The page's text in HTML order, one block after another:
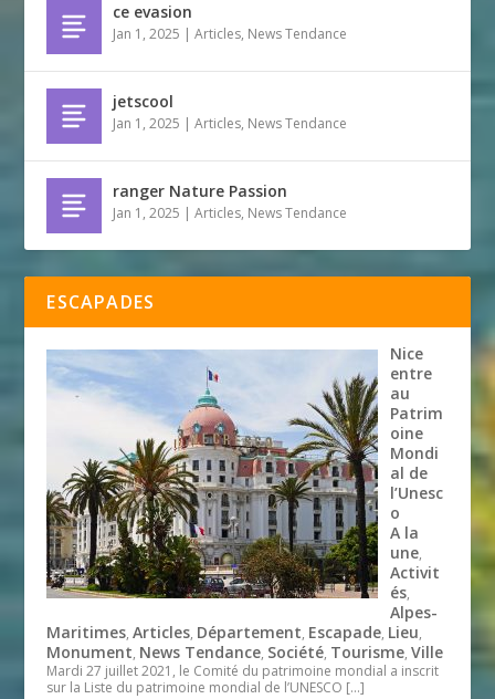
ce evasion
Jan 1, 2025 |Articles, News Tendance
jetscool
Jan 1, 2025 |Articles, News Tendance
ranger Nature Passion
Jan 1, 2025 |Articles, News Tendance
ESCAPADES
Nice
entre
au
Patrim
oine
Mondi
al de
l’Unesc
o
A la
une,
Activit
és,
Alpes-
Maritimes,Articles, Département, Escapade, Lieu,
Monument, News Tendance, Société, Tourisme,Ville
Mardi 27 juillet 2021, le Comité du patrimoine mondial a inscrit
sur la Liste du patrimoine mondial de l’UNESCO […]